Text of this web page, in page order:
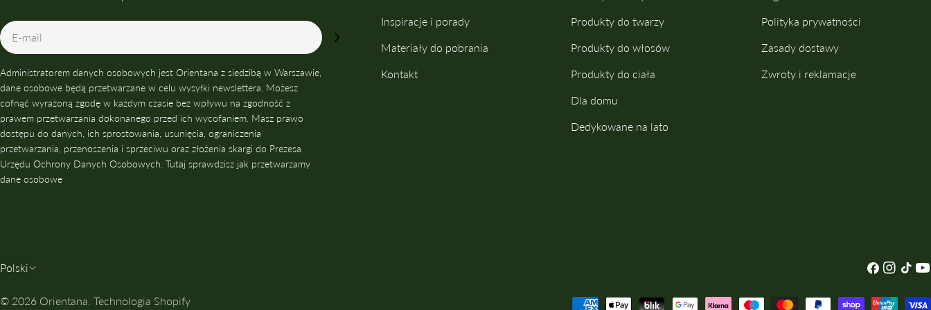
Mimo że kosmetyki naturalne kojarzą się z delikatnością i
bezpieczeństwem, niektóre zawarte w nich składniki mają
potencjał alergizujący. Wynika to z faktu, że wiele
chemiczne o silnym działaniu biologicznym – to właśnie
– choć pochodzenia roślinnego, mogą być drażniące.
E-
mail
Administratorem danych osobowych jest Orientana z siedzibą w Warszawie,
dane osobowe będą przetwarzane w celu wysyłki newslettera. Możesz
cofnąć wyrażoną zgodę w każdym czasie bez wpływu na zgodność z
prawem przetwarzania dokonanego przed ich wycofaniem. Masz prawo
dostępu do danych, ich sprostowania, usunięcia, ograniczenia
przetwarzania, przenoszenia i sprzeciwu oraz złożenia skargi do Prezesa
Urzędu Ochrony Danych Osobowych. Tutaj sprawdzisz jak przetwarzamy
dane osobowe
Inspiracje i porady
Materiały do pobrania
Kontakt
Produkty do twarzy
Produkty do włosów
Produkty do ciała
Dla domu
Dedykowane na lato
Polityka prywatności
Zasady dostawy
Zwroty i reklamacje
J
Ę
Polski Facebook
TIK
© 2026 Orientana Technologia Shopify Metody